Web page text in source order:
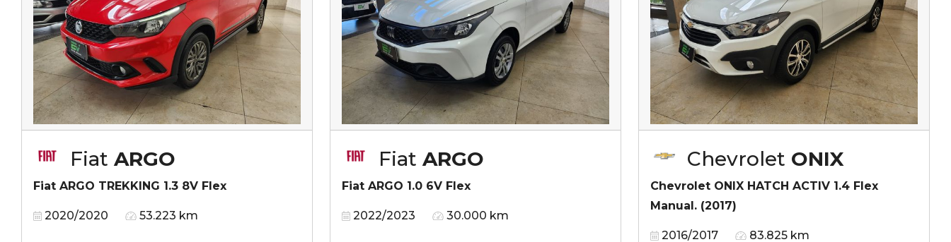
Fiat ARGO
Fiat ARGO TREKKING 1.3 8V Flex
2020/2020 53.223 km
Fiat ARGO
Fiat ARGO 1.0 6V Flex
2022/2023 30.000 km
Chevrolet ONIX
Chevrolet ONIX HATCH ACTIV 1.4 Flex
Manual. (2017)
2016/2017 83.825 km